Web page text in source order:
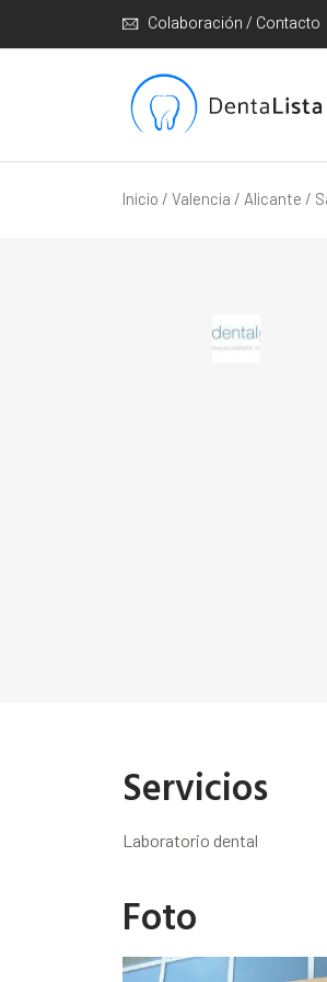
Colaboración / Contacto
Inicio / Valencia / Alicante /
Servicios
Laboratorio dental
Foto